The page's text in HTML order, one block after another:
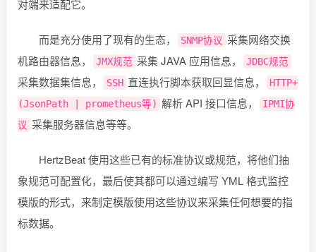
对端来适配它。
而是充分使用了现有的生态， SNMP协议 采集网络交换
机路由器信息，
JMX规范 采集 JAVA 应用信息， JDBC规范
采集数据集信息， SSH 直连执行脚本获取回显信息，
HTTP+
(JsonPath | prometheus等) 解析 API 接口信息，
IPMI协
议 采集服务器信息等等。
HertzBeat 使用这些已有的标准协议或规范，将他们抽
象规范可配置化，最后使其都可以通过编写 YML 格式监控
模版的形式，来制定模版使用这些协议来采集任何想要的指
标数据。